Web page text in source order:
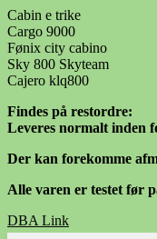
Cabin e trike
Cargo 9000
Fønix city cabino
Sky 800 Skyteam
Cajero klq800
Findes på restordre:
Leveres normalt inden
Der kan forekomme
Alle varen er testet før
DBA Link